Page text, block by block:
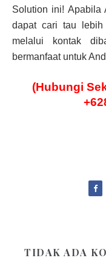
Solution ini! Apabila
dapat cari tau lebih
melalui kontak
bermanfaat untuk
(Hubungi
TIDAK ADA